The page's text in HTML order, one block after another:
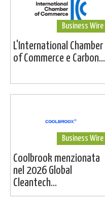
Business Wire
L'International Chamber
of Commerce e Carbon...
Business Wire
Coolbrook menzionata
nel 2026 Global
Cleantech...